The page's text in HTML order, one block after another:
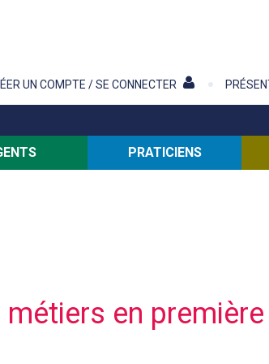
UN COMPTE / SE CONNECTER
PRATICIENS
en